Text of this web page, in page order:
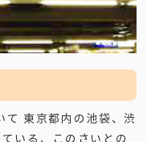
て 東京都内の池袋、渋